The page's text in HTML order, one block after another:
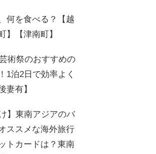
何を食べる？【越
】【津南町】
術祭のおすすめの
1泊2日で効率よく
妻有】
】東南アジアのバ
ススメな海外旅行
トカードは？東南